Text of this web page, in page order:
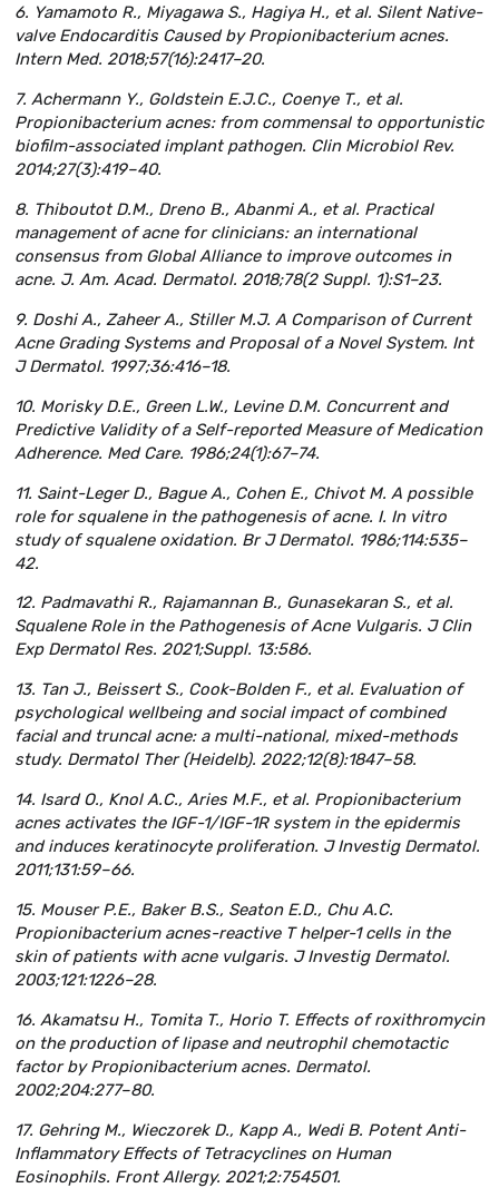
6. Yamamoto R., Miyagawa S., Hagiya H., et al. Silent Native-
valve Endocarditis Caused by Propionibacterium acnes.
Intern Med. 2018;57(16):2417–20.
7. Achermann Y., Goldstein E.J.C., Coenye T., et al.
Propionibacterium acnes: from commensal to opportunistic
biofilm-associated implant pathogen. Clin Microbiol Rev.
2014;27(3):419–40.
8. Thiboutot D.M., Dreno B., Abanmi A., et al. Practical
management of acne for clinicians: an international
consensus from Global Alliance to improve outcomes in
acne. J. Am. Acad. Dermatol. 2018;78(2 Suppl. 1):S1–23.
9. Doshi A., Zaheer A., Stiller M.J. A Comparison of Current
Acne Grading Systems and Proposal of a Novel System. Int
J Dermatol. 1997;36:416–18.
10. Morisky D.E., Green L.W., Levine D.M. Concurrent and
Predictive Validity of a Self-reported Measure of Medication
Adherence. Med Care. 1986;24(1):67–74.
11. Saint-Leger D., Bague A., Cohen E., Chivot M. A possible
role for squalene in the pathogenesis of acne. I. In vitro
study of squalene oxidation. Br J Dermatol. 1986;114:535–
42.
12. Padmavathi R., Rajamannan B., Gunasekaran S., et al.
Squalene Role in the Pathogenesis of Acne Vulgaris. J Clin
Exp Dermatol Res. 2021;Suppl. 13:586.
13. Tan J., Beissert S., Cook-Bolden F., et al. Evaluation of
psychological wellbeing and social impact of combined
facial and truncal acne: a multi-national, mixed-methods
study. Dermatol Ther (Heidelb). 2022;12(8):1847–58.
14. Isard O., Knol A.C., Aries M.F., et al. Propionibacterium
acnes activates the IGF-1/IGF-1R system in the epidermis
and induces keratinocyte proliferation. J Investig Dermatol.
2011;131:59–66.
15. Mouser P.E., Baker B.S., Seaton E.D., Chu A.C.
Propionibacterium acnes-reactive T helper-1 cells in the
skin of patients with acne vulgaris. J Investig Dermatol.
2003;121:1226–28.
16. Akamatsu H., Tomita T., Horio T. Effects of roxithromycin
on the production of lipase and neutrophil chemotactic
factor by Propionibacterium acnes. Dermatol.
2002;204:277–80.
17. Gehring M., Wieczorek D., Kapp A., Wedi B. Potent Anti-
Inflammatory Effects of Tetracyclines on Human
Eosinophils. Front Allergy. 2021;2:754501.